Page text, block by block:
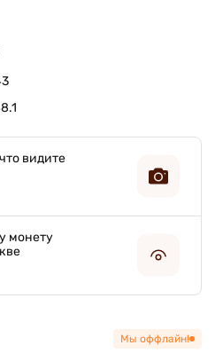
видите
монету
Мы оффлайн!